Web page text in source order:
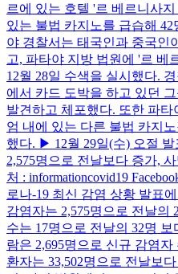
르에 있는 호텔 '르 베르니사지
있는 불법 카지노를 급습해
야 경찰서는 태국인과 중국인
고, 파타야 지방 법원에 '르 베
12월 28일 수색을 실시했다.
에서 카드 도박을 하고 있던
발견하고 체포했다. 또한 파타
엄 내에 있는 다른 불법 카지
했다. ▶ 12월 29일(수) 오절
2,575명으로 전날보다 증가,
처 : informationcovid19
로나-19 최신 감염 상황 발표
감염자는 2,575명으로 전날의
수는 17명으로 전날의 32명
람은 2,695명으로 신규 감염
환자는 33,502명으로 전날보